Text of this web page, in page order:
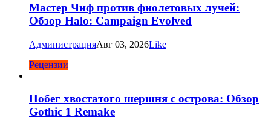
Мастер Чиф против фиолетовых лучей:
Обзор Halo: Campaign Evolved
АдминистрацияАвг 03, 2026Like
Рецензии
Побег хвостатого шершня с острова: Обзор
Gothic 1 Remake